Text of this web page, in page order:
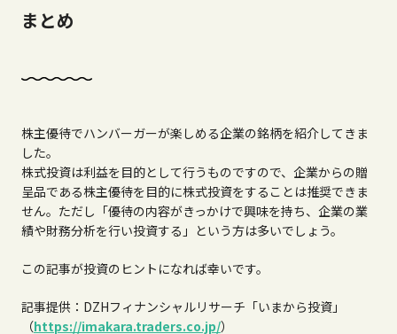
まとめ
株主優待でハンバーガーが楽しめる企業の銘柄を紹介してきま
した。
株式投資は利益を目的として行うものですので、企業からの贈
呈品である株主優待を目的に株式投資をすることは推奨できま
せん。ただし「優待の内容がきっかけで興味を持ち、企業の業
績や財務分析を行い投資する」という方は多いでしょう。
この記事が投資のヒントになれば幸いです。
記事提供：DZHフィナンシャルリサーチ「いまから投資」
（https://imakara.traders.co.jp/）